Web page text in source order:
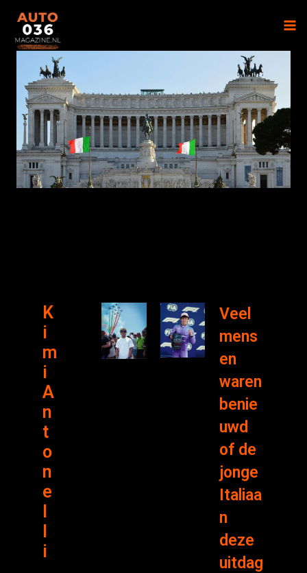
K
i
m
i
A
n
t
o
n
e
l
l
i
Veel
mens
en
waren
benie
uwd
of de
jonge
Italiaa
n
deze
uitdag